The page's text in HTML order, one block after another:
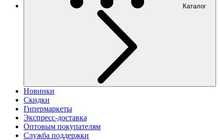
Каталог
Новинки
Скидки
Гипермаркеты
Экспресс-доставка
Оптовым покупателям
Служба поддержки